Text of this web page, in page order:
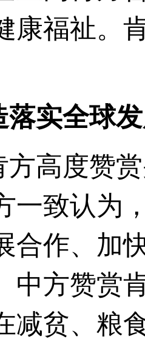
康福祉。
落实全球
方高度赞
一致认为
合作、加
中方赞赏
减贫、粮